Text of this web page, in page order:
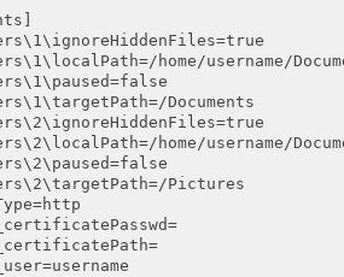
home/username/
Documents
home/username/
Pictures